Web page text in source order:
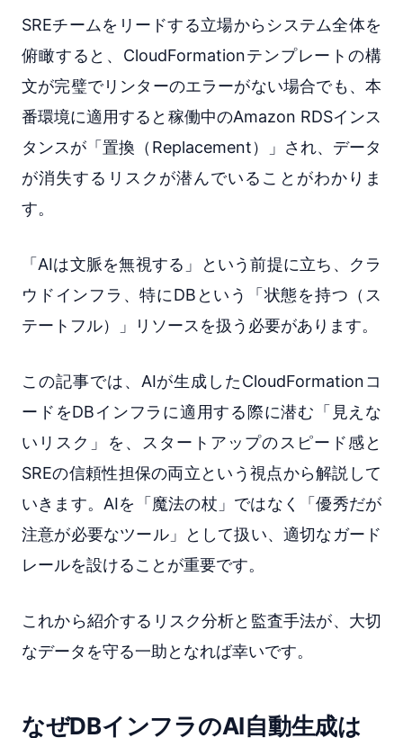
SREチームをリードする立場からシステム全体を
俯瞰すると、CloudFormationテンプレートの構
文が完璧でリンターのエラーがない場合でも、本
番環境に適用すると稼働中のAmazon RDSインス
タンスが「置換（Replacement）」され、データ
が消失するリスクが潜んでいることがわかりま
す。
「AIは文脈を無視する」という前提に立ち、クラ
ウドインフラ、特にDBという「状態を持つ（ス
テートフル）」リソースを扱う必要があります。
この記事では、AIが生成したCloudFormationコ
ードをDBインフラに適用する際に潜む「見えな
いリスク」を、スタートアップのスピード感と
SREの信頼性担保の両立という視点から解説して
いきます。AIを「魔法の杖」ではなく「優秀だが
注意が必要なツール」として扱い、適切なガード
レールを設けることが重要です。
これから紹介するリスク分析と監査手法が、大切
なデータを守る一助となれば幸いです。
なぜDBインフラのAI自動生成は